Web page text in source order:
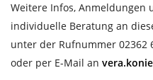
Weitere Infos, Anmeldungen
individuelle Beratung an
unter der Rufnummer 02362
oder per E-Mail an